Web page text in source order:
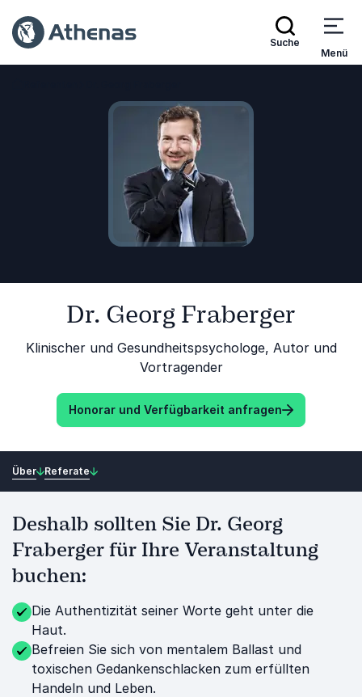
Suche
Menü
Dr. Georg Fraberger
Klinischer und Gesundheitspsychologe, Autor und
Vortragender
Honorar und Verfügbarkeit anfragen
Über Referate
Deshalb sollten Sie Dr. Georg
Fraberger für Ihre Veranstaltung
buchen:
Die Authentizität seiner Worte geht unter die
Haut.
Befreien Sie sich von mentalem Ballast und
toxischen Gedankenschlacken zum erfüllten
Handeln und Leben.